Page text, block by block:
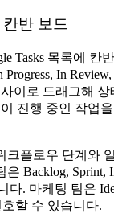
반 보드
Tasks 목록에 칸
In
이로 드래그해 상
진행 중인 작업
크플로우 단계와
Backlog, Sprint,
다. 마케팅 팀은
호할 수 있습니다.